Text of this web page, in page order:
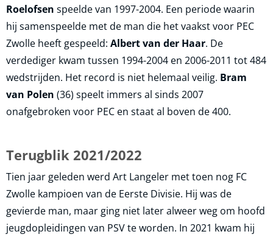
Roelofsen speelde van 1997-2004. Een periode waarin
hij samenspeelde met de man die het vaakst voor PEC
Zwolle heeft gespeeld: Albert van der Haar. De
verdediger kwam tussen 1994-2004 en 2006-2011 tot 484
wedstrijden. Het record is niet helemaal veilig. Bram
van Polen (36) speelt immers al sinds 2007
onafgebroken voor PEC en staat al boven de 400.
Terugblik 2021/2022
Tien jaar geleden werd Art Langeler met toen nog FC
Zwolle kampioen van de Eerste Divisie. Hij was de
gevierde man, maar ging niet later alweer weg om hoofd
jeugdopleidingen van PSV te worden. In 2021 kwam hij